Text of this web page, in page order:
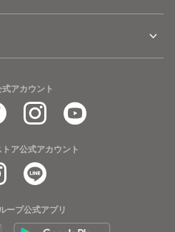
式アカウント
ア公式アカウント
ープ公式アプリ